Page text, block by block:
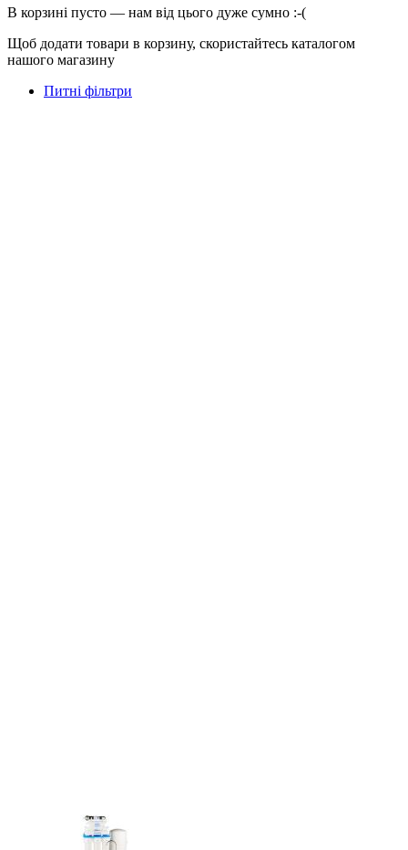
В корзині пусто — нам від цього дуже сумно :-(
Щоб додати товари в корзину, скористайтесь каталогом
нашого магазину
Питні фільтри